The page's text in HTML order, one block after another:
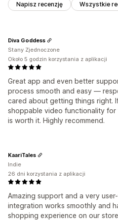
Napisz recenzję Wszystkie
Great app and even better
process smooth and easy —
cared about getting things right.
shoppable video functionality
is worth it. Highly recommend.
Diva Goddess
Stany Zjednoczone
Około 5 godzin korzystania z aplikacji
Amazing support and a very
integration works smoothly and
shopping experience on our
KaariTales
Indie
26 dni korzystania z aplikacji